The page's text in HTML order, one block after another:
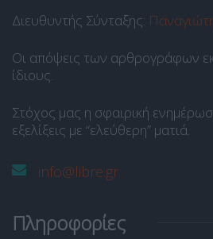
Διευθυντής Σύνταξης:
Οι απόψεις των αρθρογράφων
ίδιους.
Στόχος μας η σφαιρική
εξελίξεις με “ελεύθερη” ματιά.
info@libre.gr
Πληροφορίες